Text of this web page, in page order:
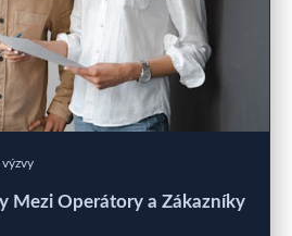
Mezi Operátory a Zákazníky